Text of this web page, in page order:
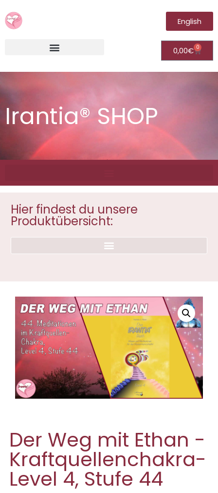
English
0,00€ 0
Irantia® SHOP
Hier findest du unsere
Produktübersicht:
Der Weg mit Ethan -
Kraftquellenchakra-
Level 4, Stufe 44